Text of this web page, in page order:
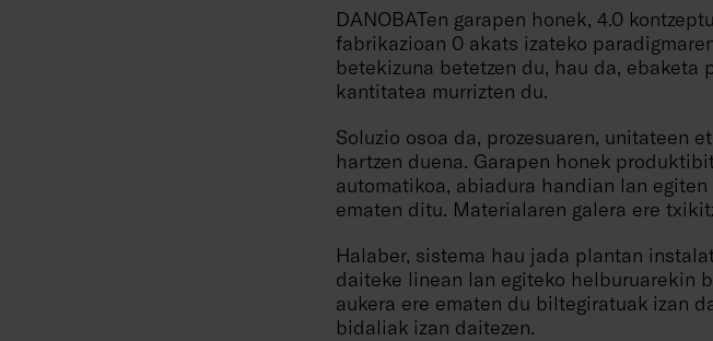
DANOBATen garapen honek, 4.0
fabrikazioan 0 akats izateko
betekizuna betetzen du, hau da, ebaketa
kantitatea murrizten du.
Soluzio osoa da, prozesuaren, unitateen
hartzen duena. Garapen honek
automatikoa, abiadura handian lan
ematen ditu. Materialaren galera ere
Halaber, sistema hau jada plantan
daiteke linean lan egiteko helburuarekin
aukera ere ematen du biltegiratuak izan
bidaliak izan daitezen.